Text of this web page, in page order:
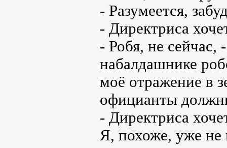
- Разумеется,
- Директриса
- Робя, не сейчас,
набалдашнике
моё отражение в
официанты
- Директриса
Я, похоже, уже не